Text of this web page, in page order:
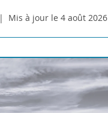
Mis à jour le 4 août 2026